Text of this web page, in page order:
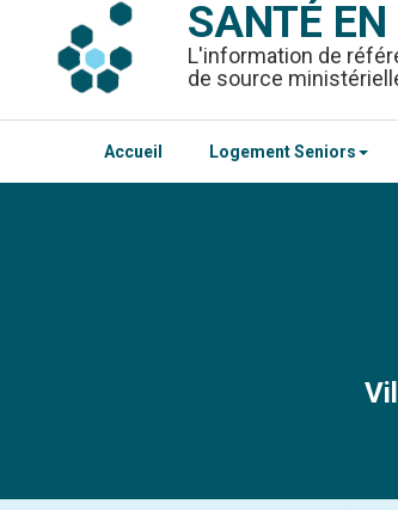
SANTÉ
L'information de
de source
Accueil Logement Seniors